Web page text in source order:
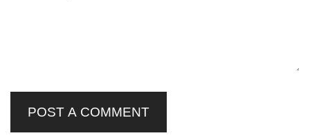
POST A COMMENT